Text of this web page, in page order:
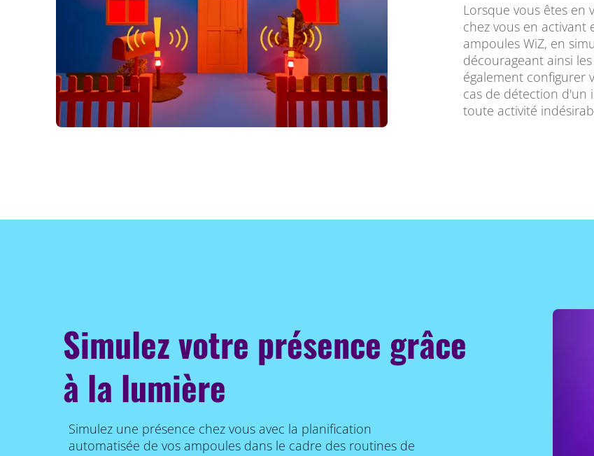
Lorsque vous êtes en
chez vous en
ampoules WiZ, en
décourageant ainsi
également configurer
cas de détection d'un
toute activité
Simulez votre présence grâce
à la lumière
Simulez une présence chez vous avec la planification
automatisée de vos ampoules dans le cadre des routines de